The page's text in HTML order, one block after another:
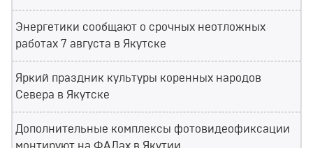
Энергетики сообщают о срочных неотложных
работах 7 августа в Якутске
Яркий праздник культуры коренных народов
Севера в Якутске
Дополнительные комплексы фотовидеофиксации